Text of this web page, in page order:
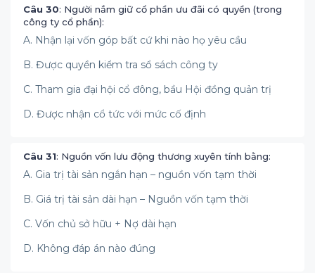
Câu 30: Người nắm giữ cổ phần ưu đãi có quyền (trong
công ty cổ phần):
A. Nhận lại vốn góp bất cứ khi nào họ yêu cầu
B. Được quyền kiểm tra sổ sách công ty
C. Tham gia đại hội cổ đông, bầu Hội đồng quản trị
D. Được nhận cổ tức với mức cố định
Câu 31: Nguồn vốn lưu động thương xuyên tính bằng:
A. Gia trị tài sản ngắn hạn – nguồn vốn tạm thời
B. Giá trị tài sản dài hạn – Nguồn vốn tạm thời
C. Vốn chủ sở hữu + Nợ dài hạn
D. Không đáp án nào đúng